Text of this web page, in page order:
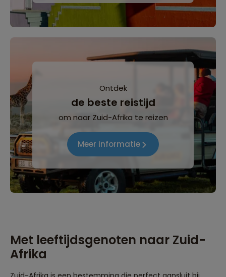
Ontdek
de beste reistijd
om naar Zuid-Afrika te reizen
Meer informatie
Met leeftijdsgenoten naar Zuid-
Afrika